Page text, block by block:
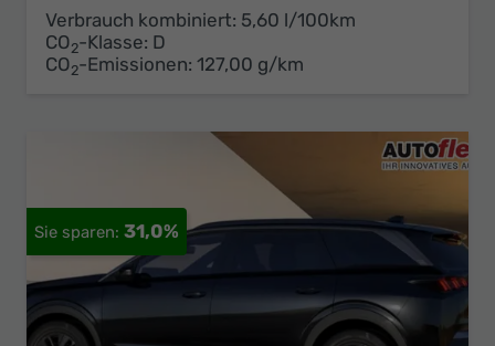
Verbrauch kombiniert: 5,60 l/100km
CO2-Klasse: D
CO2-Emissionen: 127,00 g/km
31,0%